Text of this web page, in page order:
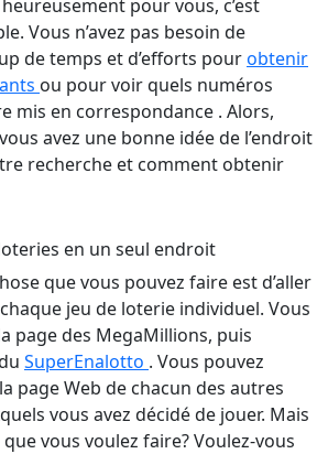
pour vous, c’est
Vous n’avez pas besoin de
de temps et d’efforts pourobtenir
ou pour voir quels numéros
mis en correspondance . Alors,
avez une bonne idée de l’endroit
recherche et comment obtenir
en un seul endroit
que vous pouvez faire est d’aller
jeu de loterie individuel. Vous
page des MegaMillions, puis
SuperEnalotto . Vous pouvez
page Web de chacun des autres
vous avez décidé de jouer. Mais
vous voulez faire? Voulez-vous